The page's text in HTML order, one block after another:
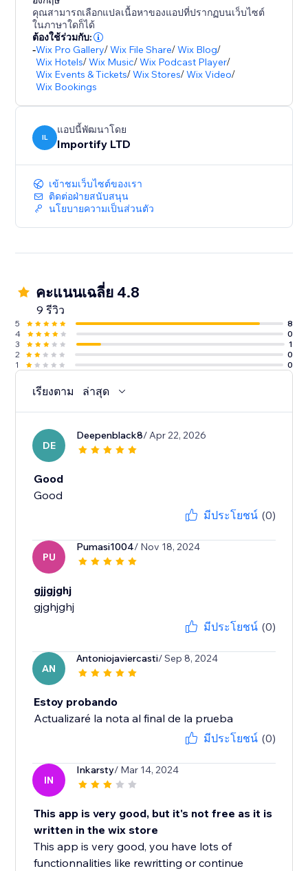
คุณสามารถเลือกแปลเนื้อหาของแอปที่ปรากฏบนเว็บไซต์
ในภาษาใดก็ได้
ต้องใช้ร่วมกับ:
-Wix Pro Gallery/Wix File Share/Wix Blog/
Wix Hotels/Wix Music/Wix Podcast Player/
Wix Events & Tickets/Wix Stores/Wix Video/
Wix Bookings
IL
แอปนี้พัฒนาโดย
Importify LTD
เข้าชมเว็บไซต์ของเรา
ติดต่อฝ่ายสนับสนุน
นโยบายความเป็นส่วนตัว
คะแนนเฉลี่ย 4.8
9 รีวิว
5
8
4
0
3
1
2
0
1
0
เรียงตาม ล่าสุด
DE
Deepenblack8/ Apr 22, 2026
Good
Good
มีประโยชน์ (0)
PU
Pumasi1004/ Nov 18, 2024
gjjgjghj
gjghjghj
มีประโยชน์ (0)
AN
Antoniojaviercasti/ Sep 8, 2024
Estoy probando
Actualizaré la nota al final de la prueba
มีประโยชน์ (0)
IN
Inkarsty/ Mar 14, 2024
This app is very good, but it's not free as it is
written in the wix store
This app is very good, you have lots of
functionnalities like rewritting or continue